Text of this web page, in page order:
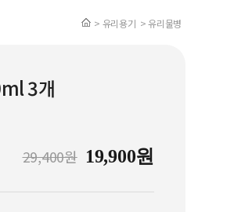
> 유리용기 > 유리물병
3개
29,400원 19,900원